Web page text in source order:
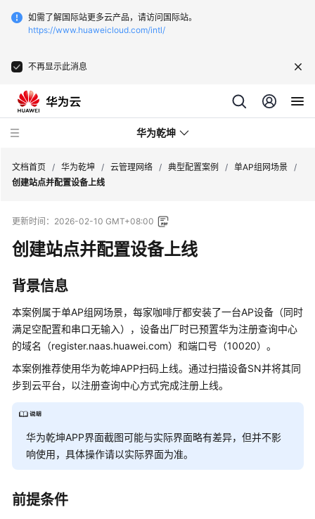
如需了解国际站更多云产品，请访问国际站。
https://www.huaweicloud.com/intl/
不再显示此消息
华为乾坤
全
云
服
云
管
理
网
络
典
型
配
案
单
文档首页 / 华为乾坤 / 云管理网络 / 典型配置案例 / 单AP组网场景 /
创建站点并配置设备上线
更新时间： 2026-02-10 GMT+08:00
创建站点并配置设备上线
背景信息
本案例属于单AP组网场景，每家咖啡厅都安装了一台AP设备（同时
满足空配置和串口无输入），设备出厂时已预置华为注册查询中心
的域名（register.naas.huawei.com）和端口号（10020）。
本案例推荐使用华为乾坤APP扫码上线。通过扫描设备SN并将其同
步到云平台，以注册查询中心方式完成注册上线。
华为乾坤APP界面截图可能与实际界面略有差异，但并不影
响使用，具体操作请以实际界面为准。
前提条件